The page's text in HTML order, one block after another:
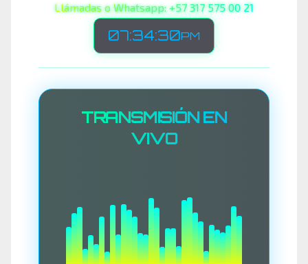
Llámadas o Whatsapp: +57 317 575 00 21
07:34:33PM
TRANSMISIÓN EN
VIVO